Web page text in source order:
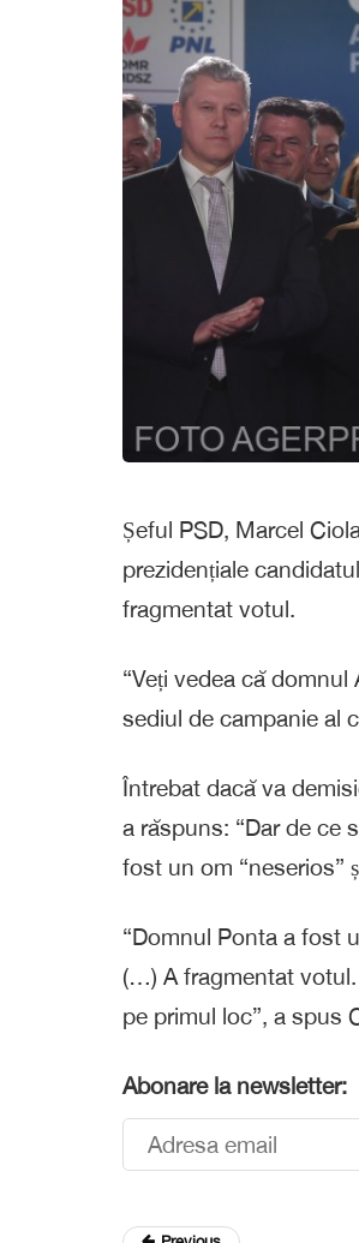
Șeful PSD, Marcel
prezidențiale
fragmentat votul.
“Veți vedea că
sediul de campanie al
Întrebat dacă va
a răspuns: “Dar de ce
fost un om “neserios”
“Domnul Ponta a fost
(…) A fragmentat
pe primul loc”, a spus
Abonare la newsletter: